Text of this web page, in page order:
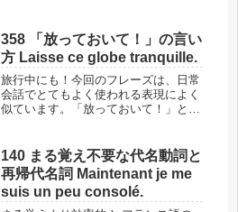
「devenir」は、過去を表す時に
「être」を使う17の動詞の1つで...
358 「放っておいて！」の言い
方 Laisse ce globe tranquille.
旅行中にも！今回のフレーズは、日常
会話でとてもよく使われる表現によく
似ています。「放っておいて！」とい
い方があるので、そちらも併せてご紹
介します。このフレーズの場所と背景
では...
140 まる覚え不要な代名動詞と
再帰代名詞 Maintenant je me
suis un peu consolé.